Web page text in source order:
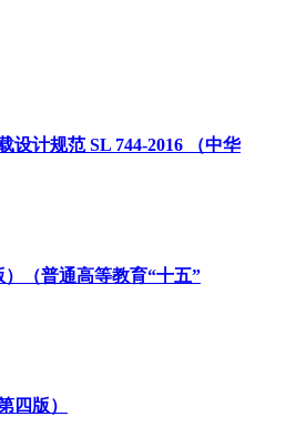
设计规范 SL 744-2016 （中华
）（普通高等教育“十五”
四版）